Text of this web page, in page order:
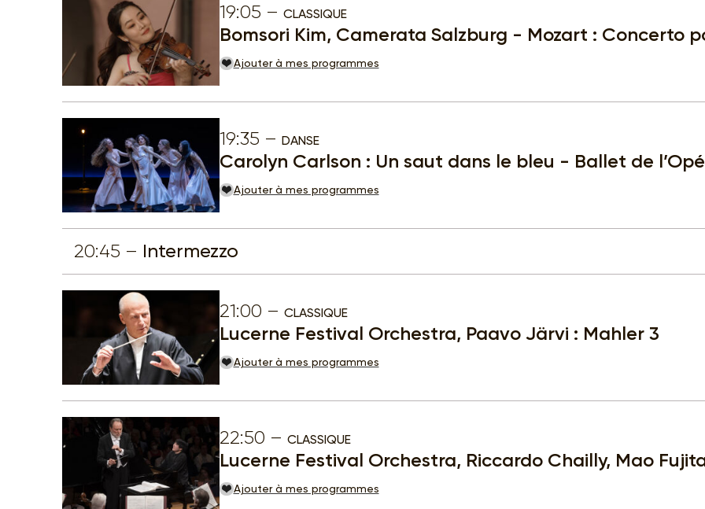
19:05 CLASSIQUE
Bomsori Kim, Camerata Salzburg - Mozart : Concerto
Ajouter à mes programmes
19:35 DANSE
Carolyn Carlson : Un saut dans le bleu - Ballet de
Ajouter à mes programmes
20:45 Intermezzo
21:00 CLASSIQUE
Lucerne Festival Orchestra, Paavo Järvi : Mahler 3
Ajouter à mes programmes
22:50 CLASSIQUE
Lucerne Festival Orchestra, Riccardo Chailly, Mao
Ajouter à mes programmes